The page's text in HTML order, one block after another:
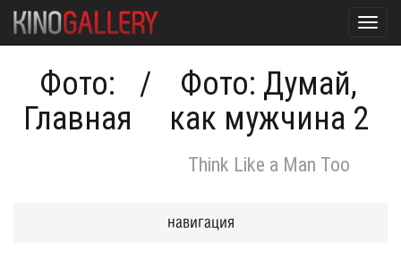
Фото:
Главная
/
Фото: Думай,
как мужчина 2
Think Like a Man Too
навигация